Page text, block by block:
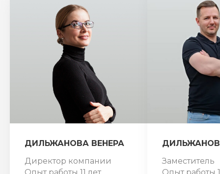
ДИЛЬЖАНОВА ВЕНЕРА
Директор компании
Заместитель